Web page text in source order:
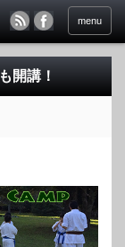
menu
開講！